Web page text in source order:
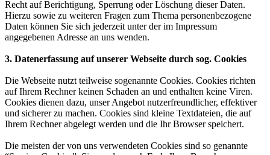
Recht auf Berichtigung, Sperrung oder Löschung dieser Daten.
Hierzu sowie zu weiteren Fragen zum Thema personenbezogene
Daten können Sie sich jederzeit unter der im Impressum
angegebenen Adresse an uns wenden.
3. Datenerfassung auf unserer Webseite durch sog. Cookies
Die Webseite nutzt teilweise sogenannte Cookies. Cookies richten
auf Ihrem Rechner keinen Schaden an und enthalten keine Viren.
Cookies dienen dazu, unser Angebot nutzerfreundlicher, effektiver
und sicherer zu machen. Cookies sind kleine Textdateien, die auf
Ihrem Rechner abgelegt werden und die Ihr Browser speichert.
Die meisten der von uns verwendeten Cookies sind so genannte